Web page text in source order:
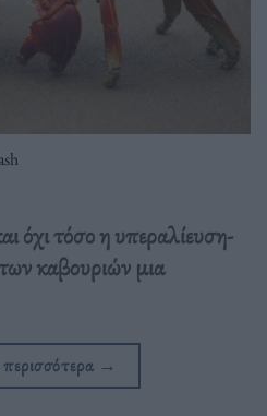
όχι τόσο η υπεραλίευση-
καβουριών μια
→